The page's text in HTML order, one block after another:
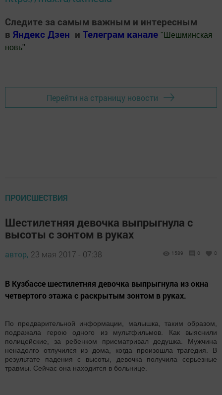
Следите за самым важным и интересным
в Яндекс Дзен и Телеграм канале " Шешминская
новь"
Перейти на страницу новости
ПРОИСШЕСТВИЯ
Шестилетняя девочка выпрыгнула с
высоты с зонтом в руках
автор, 23 мая 2017 - 07:38 1589 0 0
В Кузбассе шестилетняя девочка выпрыгнула из окна
четвертого этажа с раскрытым зонтом в руках.
По предварительной информации, малышка, таким образом,
подражала герою одного из мультфильмов. Как выяснили
полицейские, за ребенком присматривал дедушка. Мужчина
ненадолго отлучился из дома, когда произошла трагедия. В
результате падения с высоты, девочка получила серьезные
травмы. Сейчас она находится в больнице.